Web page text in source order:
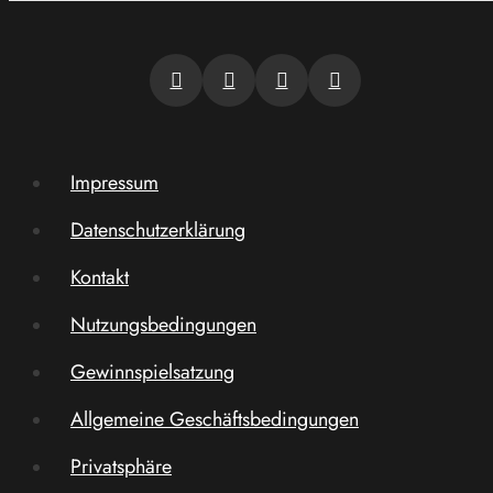
Impressum
Datenschutzerklärung
Kontakt
Nutzungsbedingungen
Gewinnspielsatzung
Allgemeine Geschäftsbedingungen
Privatsphäre